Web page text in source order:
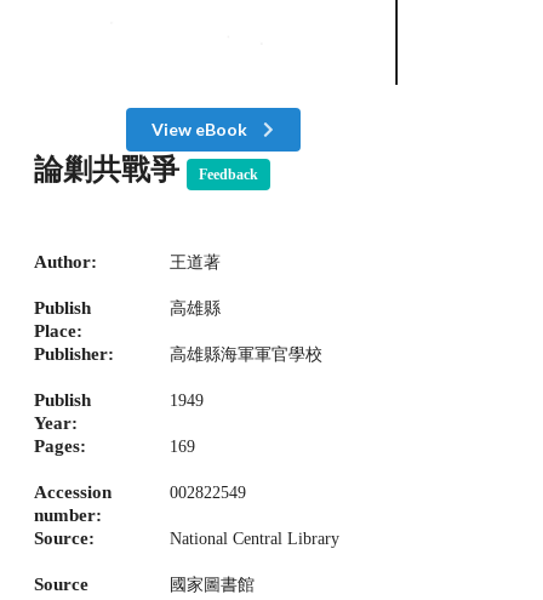
View eBook
論剿共戰爭 Feedback
Author: 王道著
Publish
Place:
高雄縣
Publisher: 高雄縣海軍軍官學校
Publish
Year:
1949
Pages: 169
Accession
number:
002822549
Source: National Central Library
Source
國家圖書館